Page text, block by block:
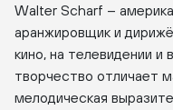
Walter Scharf –
аранжировщик и
кино, на телевидении и
творчество отличает
мелодическая